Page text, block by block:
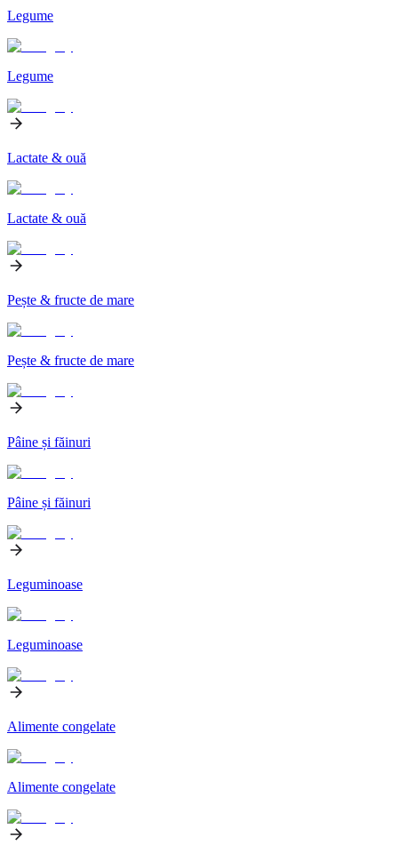
Legume
Legume
Lactate & ouă
Lactate & ouă
Pește & fructe de mare
Pește & fructe de mare
Pâine și făinuri
Pâine și făinuri
Leguminoase
Leguminoase
Alimente congelate
Alimente congelate